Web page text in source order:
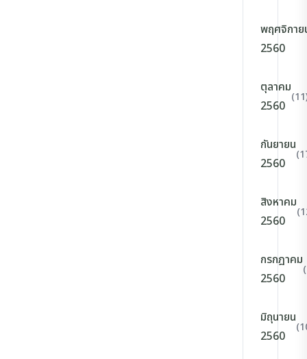
พฤศจิกาย
2560
ตุลาคม
2560
กันยายน
2560
สิงหาคม
2560
กรกฎาคม
2560
มิถุนายน
2560